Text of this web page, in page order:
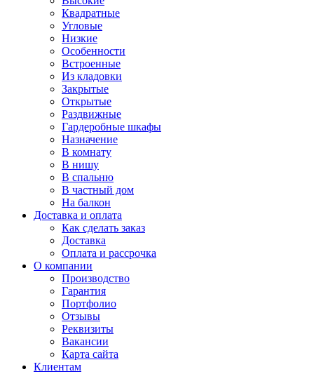
Квадратные
Угловые
Низкие
Особенности
Встроенные
Из кладовки
Закрытые
Открытые
Раздвижные
Гардеробные шкафы
Назначение
В комнату
В нишу
В спальню
В частный дом
На балкон
Доставка и оплата
Как сделать заказ
Доставка
Оплата и рассрочка
О компании
Производство
Гарантия
Портфолио
Отзывы
Реквизиты
Вакансии
Карта сайта
Клиентам